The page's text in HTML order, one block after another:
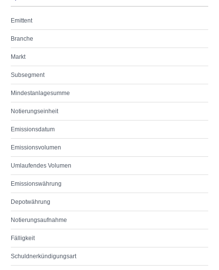
Emittent
Branche
Markt
Subsegment
Mindestanlagesumme
Notierungseinheit
Emissionsdatum
Emissionsvolumen
Umlaufendes Volumen
Emissionswährung
Depotwährung
Notierungsaufnahme
Fälligkeit
Schuldnerkündigungsart